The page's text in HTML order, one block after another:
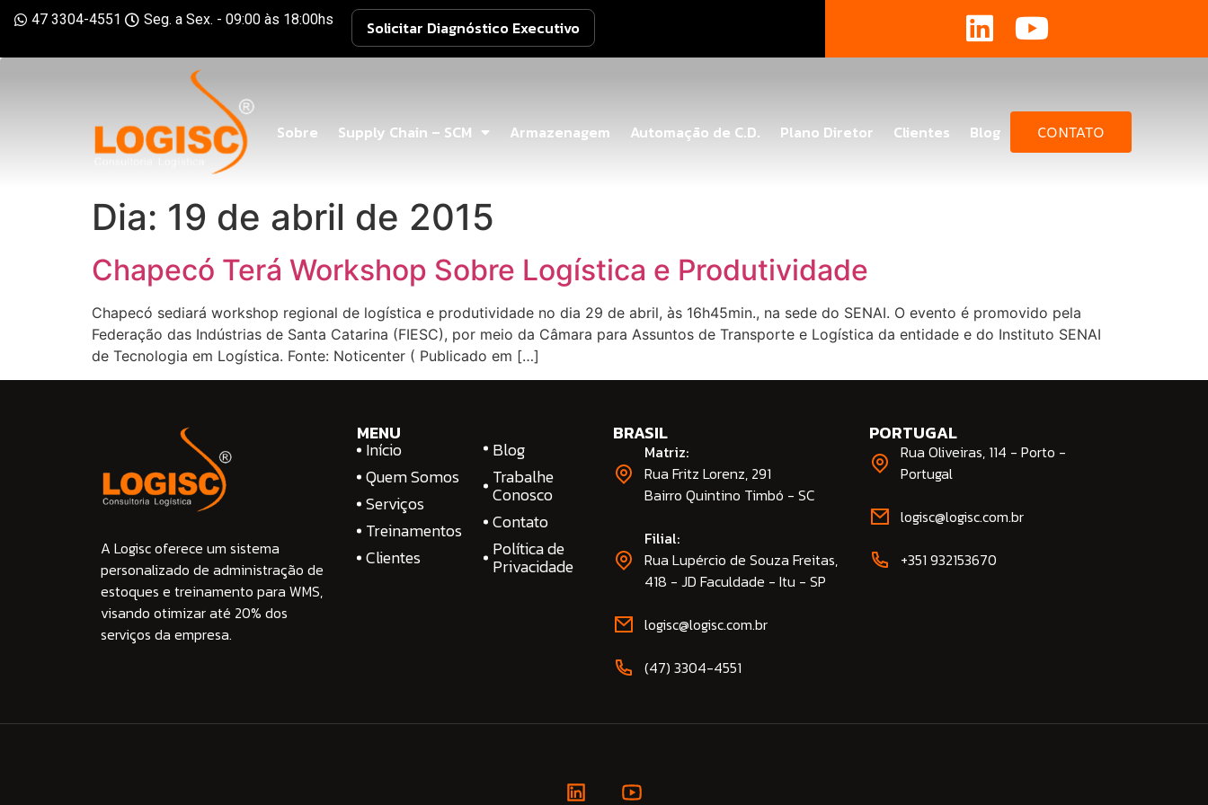
47 3304-4551 Seg. a Sex. - 09:00 às 18:00hs Solicitar Diagnóstico Executivo
Sobre Supply Chain – SCM Armazenagem Automação de C.D. Plano Diretor Clientes Blog CONTATO
Dia: 19 de abril de 2015
Chapecó Terá Workshop Sobre Logística e Produtividade
Chapecó sediará workshop regional de logística e produtividade no dia 29 de abril, às 16h45min., na sede do SENAI. O evento é promovido pela
Federação das Indústrias de Santa Catarina (FIESC), por meio da Câmara para Assuntos de Transporte e Logística da entidade e do Instituto SENAI
de Tecnologia em Logística. Fonte: Noticenter ( Publicado em […]
A Logisc oferece um sistema
personalizado de administração de
estoques e treinamento para WMS,
visando otimizar até 20% dos
serviços da empresa.
MENU
Início
Quem Somos
Serviços
Treinamentos
Clientes
Blog
Trabalhe
Conosco
Contato
Política de
Privacidade
BRASIL
Matriz:
Rua Fritz Lorenz, 291
Bairro Quintino Timbó - SC
Filial:
Rua Lupércio de Souza Freitas,
418 - JD Faculdade - Itu - SP
logisc@logisc.com.br​
(47) 3304-4551​
PORTUGAL
Rua Oliveiras, 114 - Porto -
Portugal
logisc@logisc.com.br​
+351 932153670